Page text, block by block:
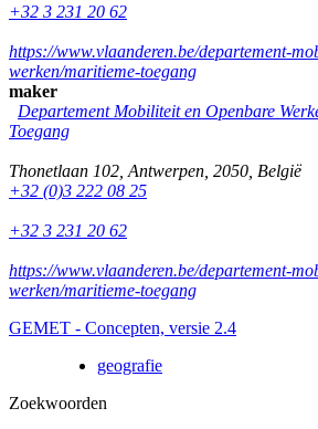
+32 3 231 20 62
https://www.vlaanderen.be/departement-
werken/maritieme-toegang
maker
Departement Mobiliteit en Openbare
Toegang
Thonetlaan 102 Antwerpen 2050 België
+32 (0)3 222 08 25
+32 3 231 20 62
https://www.vlaanderen.be/departement-
werken/maritieme-toegang
GEMET - Concepten, versie 2.4
geografie
Zoekwoorden